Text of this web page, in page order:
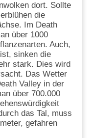
dort. Sollte
die
Im Death
über 1000
Auch,
sinken die
stark. Dies wird
Das Wetter
Valley in der
über 700.000
das Tal, muss
gefahren